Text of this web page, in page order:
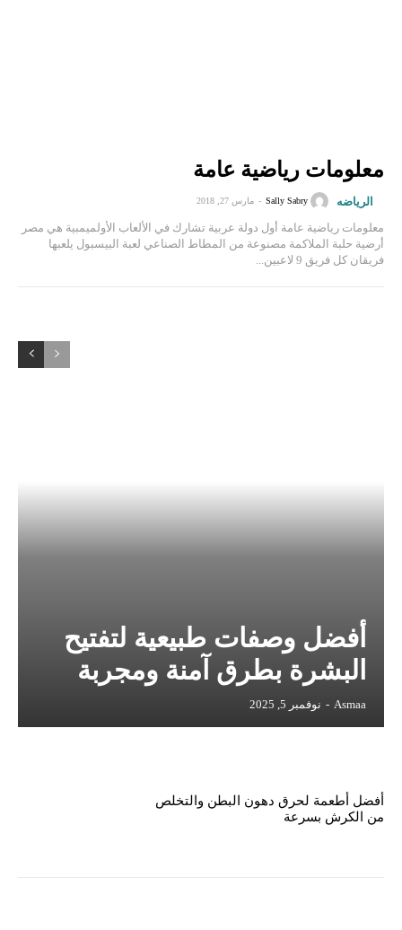
معلومات رياضية عامة
الرياضه Sally Sabry
- مارس 27, 2018
معلومات رياضية عامة أول دولة عربية تشارك في الألعاب الأولميمبية هي مصر
أرضية حلبة الملاكمة مصنوعة من المطاط الصناعي لعبة البيسبول يلعبها
فريقان كل فريق 9 لاعبين...
أفضل وصفات طبيعية لتفتيح
البشرة بطرق آمنة ومجربة
Asmaa
- نوفمبر 5, 2025
أفضل أطعمة لحرق دهون البطن والتخلص
من الكرش بسرعة